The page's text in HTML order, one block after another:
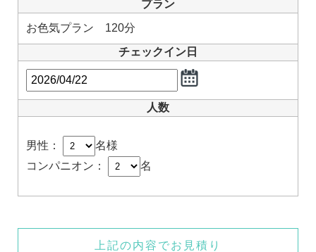
プラン
お色気プラン 120分
チェックイン日
人数
男性：
名様
コンパニオン：
名
上記の内容でお見積り